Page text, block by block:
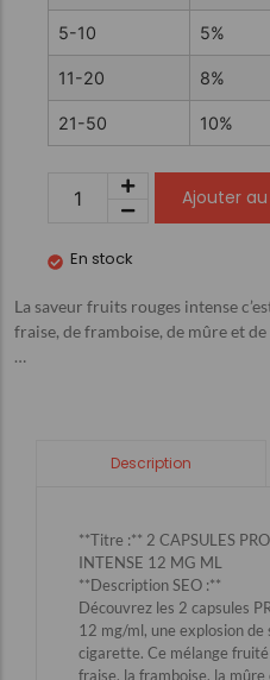
5-10 5%
11-20 8%
21-50 10%
Ajouter
En stock
La saveur fruits rouges intense
fraise, de framboise, de mûre et
…
Description
**Titre :** 2 CAPSULES
INTENSE 12 MG ML
**Description SEO :**
Découvrez les 2 capsules
12 mg/ml, une explosion
cigarette. Ce mélange
fraise, la framboise, la